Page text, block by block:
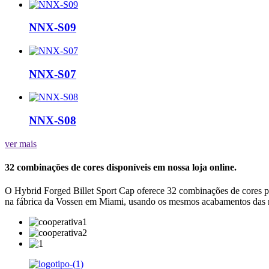
NNX-S09
NNX-S07
NNX-S08
ver mais
32 combinações de cores disponíveis em nossa loja online.
O Hybrid Forged Billet Sport Cap oferece 32 combinações de cores
na fábrica da Vossen em Miami, usando os mesmos acabamentos